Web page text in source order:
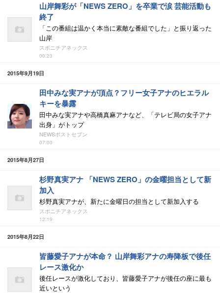
山岸舞彩が「NEWS ZERO」を卒業で涙 芸能活動も
終了
「この番組は温かく本当に素敵な番組でした」と振り返った
山岸
スポニチアネックス
00:23
2015年9月19日
田中みな実アナが頂点？フリー女子アナのヒエラル
キーを暴露
田中みな実アナや高橋真麻アナなど、「テレビ局の女子アナ
出身」がトップ
NEWSポストセブン
07:00
2015年8月27日
杉野真実アナ 「NEWS ZERO」の金曜担当として新
加入
杉野真実アナが、新たに金曜日の担当として新加入する
スポニチアネックス
12:19
2015年8月22日
皆藤愛子アナが本命？ 山岸舞彩アナの寿降板で後任
レース激化か
後任レースが激化しており、皆藤愛子アナが後任の座に最も
近いという